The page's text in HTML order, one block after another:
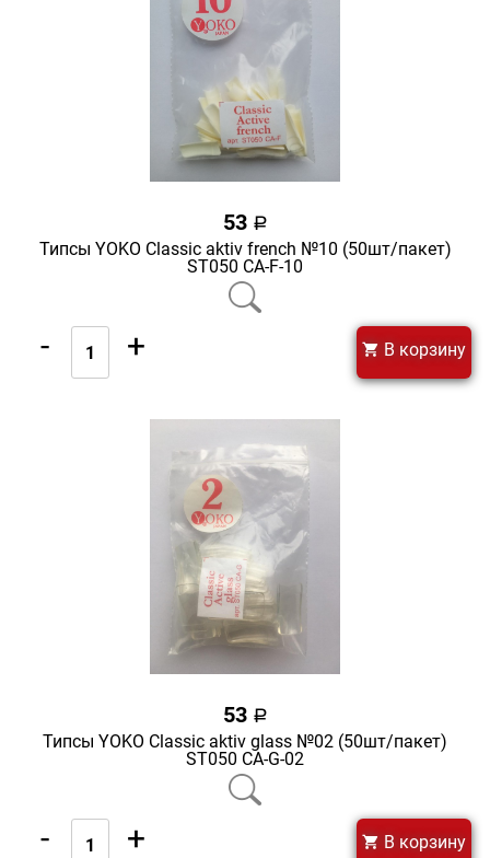
53 a
Типсы YOKO Classic aktiv french №10 (50шт/пакет)
ST050 CA-F-10
- + В корзину
53 a
Типсы YOKO Classic aktiv glass №02 (50шт/пакет)
ST050 CA-G-02
- + В корзину